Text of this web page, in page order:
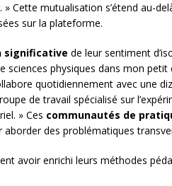
Cette mutualisation s’étend au-
sur la plateforme.
significative de leur sentiment
sciences physiques dans mon petit
quotidiennement avec une
de travail spécialisé sur
» Ces communautés de
des problématiques
avoir enrichi leurs méthodes